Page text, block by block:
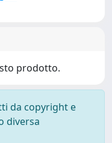
prodotto.
da copyright e
diversa